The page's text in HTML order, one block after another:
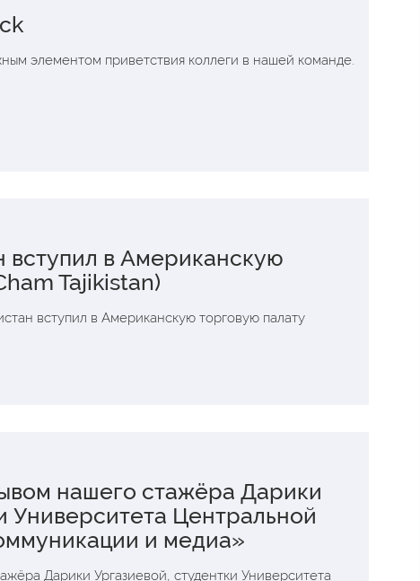
элементом приветствия коллеги в нашей команде.
вступил в Американскую
Tajikistan)
вступил в Американскую торговую палату
нашего стажёра Дарики
Университета Центральной
и медиа»
Дарики Ургазиевой, студентки Университета